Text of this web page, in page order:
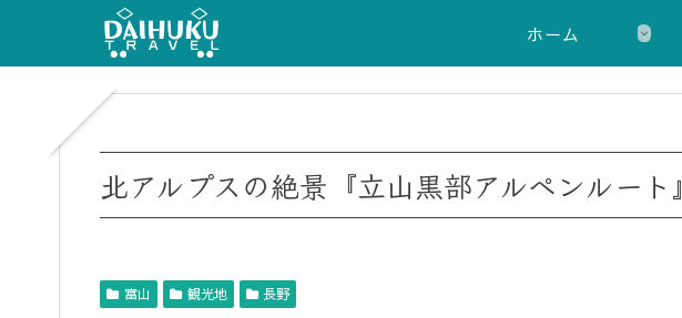
ホーム
北アルプスの絶景『立山黒部アルペンルート』
富山 観光地 長野